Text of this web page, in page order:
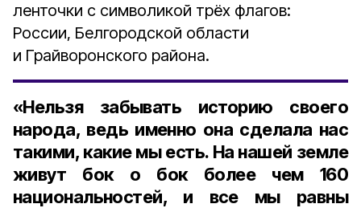
ленточки с символикой трёх флагов:
России, Белгородской области
и Грайворонского района.
«Нельзя забывать историю своего
народа, ведь именно она сделала нас
такими, какие мы есть. На нашей земле
живут бок о бок более чем 160
национальностей, и все мы равны